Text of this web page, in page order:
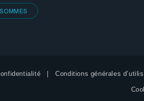
Conditions générales